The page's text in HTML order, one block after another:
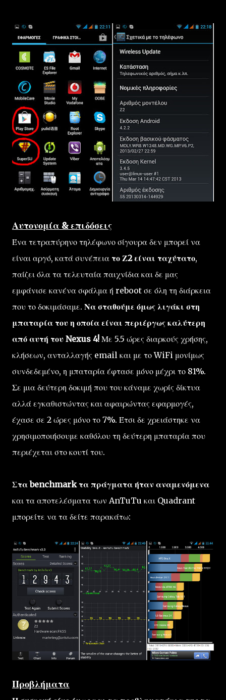
Αυτονομία & επιδόσεις
Ένα τετραπύρηνο τηλέφωνο σίγουρα δεν μπορεί να
είναι αργό, κατά συνέπεια το Ζ2 είναι ταχύτατο,
παίζει όλα τα τελευταία παιχνίδια και δε μας
εμφάνισε κανένα σφάλμα ή reboot σε όλη τη διάρκεια
που το δοκιμάσαμε. Να σταθούμε όμως λιγάκι στη
μπαταρία του η οποία είναι περιέργως καλύτερη
από αυτή του Nexus 4! Με 5.5 ώρες διαρκούς χρήσης,
κλήσεων, ανταλλαγής email και με το WiFi μονίμως
συνδεδεμένο, η μπαταρία έφτασε μόνο μέχρι το 81%.
Σε μια δεύτερη δοκιμή που του κάναμε χωρίς δίκτυα
αλλά εγκαθιστώντας και αφαιρώντας εφαρμογές,
έχασε σε 2 ώρες μόνο το 7%. Έτσι δε χρειάστηκε να
χρησιμοποιήσουμε καθόλου τη δεύτερη μπαταρία που
περιέχεται στο κουτί του.
Στα benchmark τα πράγματα ήταν αναμενόμενα
και τα αποτελέσματα των AnTuTu και Quadrant
μπορείτε να τα δείτε παρακάτω:
Προβλήματα